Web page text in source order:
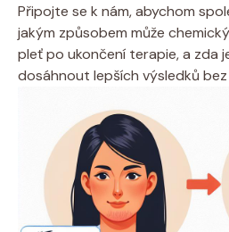
Připojte se k nám, abychom
jakým způsobem může
pleť po ukončení terapie, a zda
dosáhnout lepších výsledků